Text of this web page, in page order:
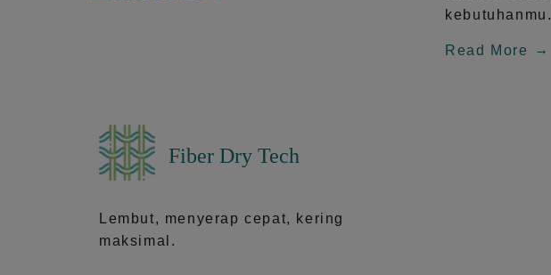
kebutuhanmu.
Read More
Fiber Dry Tech
Lembut, menyerap cepat, kering
maksimal.